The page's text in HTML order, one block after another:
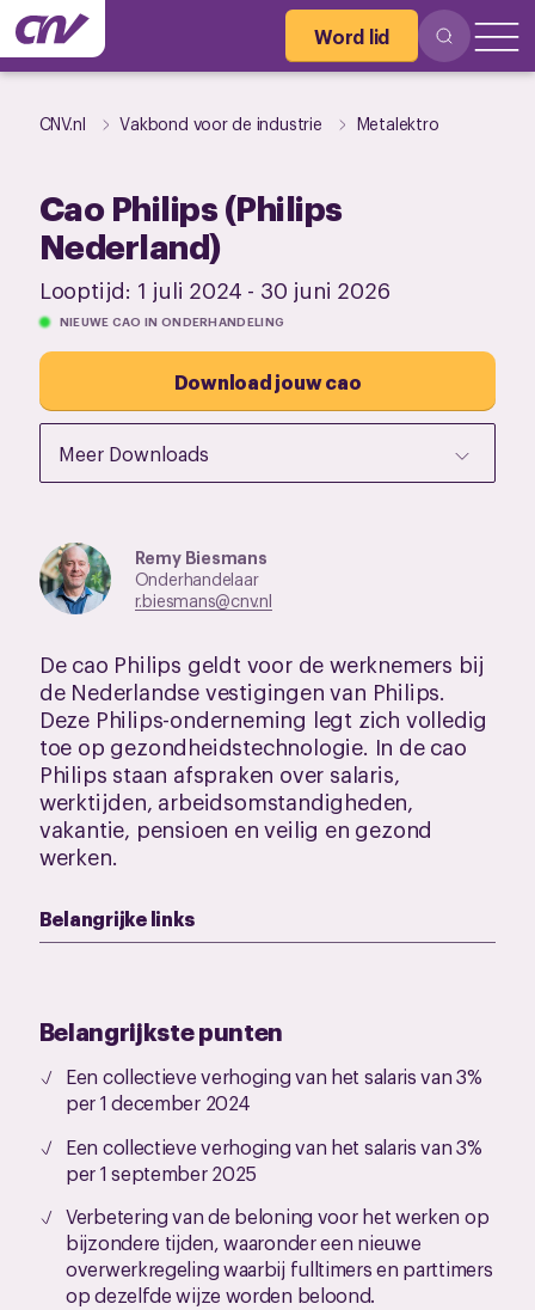
Word lid
CNV.nl Vakbond voor de industrie Metalektro
Cao Philips (Philips
Nederland)
Looptijd: 1 juli 2024 - 30 juni 2026
NIEUWE CAO IN ONDERHANDELING
Download jouw cao
Meer Downloads
Remy Biesmans
Onderhandelaar
r.biesmans@cnv.nl
De cao Philips geldt voor de werknemers bij
de Nederlandse vestigingen van Philips.
Deze Philips-onderneming legt zich volledig
toe op gezondheidstechnologie. In de cao
Philips staan afspraken over salaris,
werktijden, arbeidsomstandigheden,
vakantie, pensioen en veilig en gezond
werken.
Belangrijke links
Belangrijkste punten
Een collectieve verhoging van het salaris van 3%
per 1 december 2024
Een collectieve verhoging van het salaris van 3%
per 1 september 2025
Verbetering van de beloning voor het werken op
bijzondere tijden, waaronder een nieuwe
overwerkregeling waarbij fulltimers en parttimers
op dezelfde wijze worden beloond.